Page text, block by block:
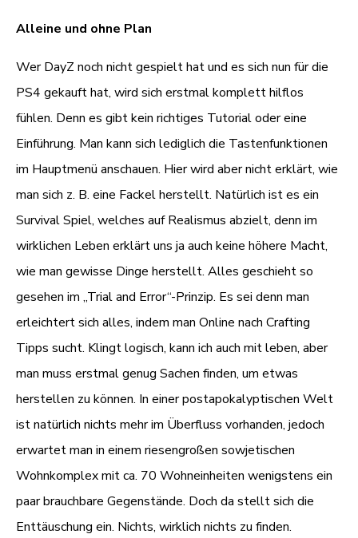
Alleine und ohne Plan
Wer DayZ noch nicht gespielt hat und es sich nun für die
PS4 gekauft hat, wird sich erstmal komplett hilflos
fühlen. Denn es gibt kein richtiges Tutorial oder eine
Einführung. Man kann sich lediglich die Tastenfunktionen
im Hauptmenü anschauen. Hier wird aber nicht erklärt, wie
man sich z. B. eine Fackel herstellt. Natürlich ist es ein
Survival Spiel, welches auf Realismus abzielt, denn im
wirklichen Leben erklärt uns ja auch keine höhere Macht,
wie man gewisse Dinge herstellt. Alles geschieht so
gesehen im „Trial and Error“-Prinzip. Es sei denn man
erleichtert sich alles, indem man Online nach Crafting
Tipps sucht. Klingt logisch, kann ich auch mit leben, aber
man muss erstmal genug Sachen finden, um etwas
herstellen zu können. In einer postapokalyptischen Welt
ist natürlich nichts mehr im Überfluss vorhanden, jedoch
erwartet man in einem riesengroßen sowjetischen
Wohnkomplex mit ca. 70 Wohneinheiten wenigstens ein
paar brauchbare Gegenstände. Doch da stellt sich die
Enttäuschung ein. Nichts, wirklich nichts zu finden.